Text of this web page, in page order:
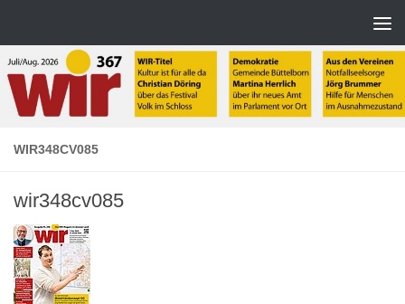
WIR348CV085
wir348cv085